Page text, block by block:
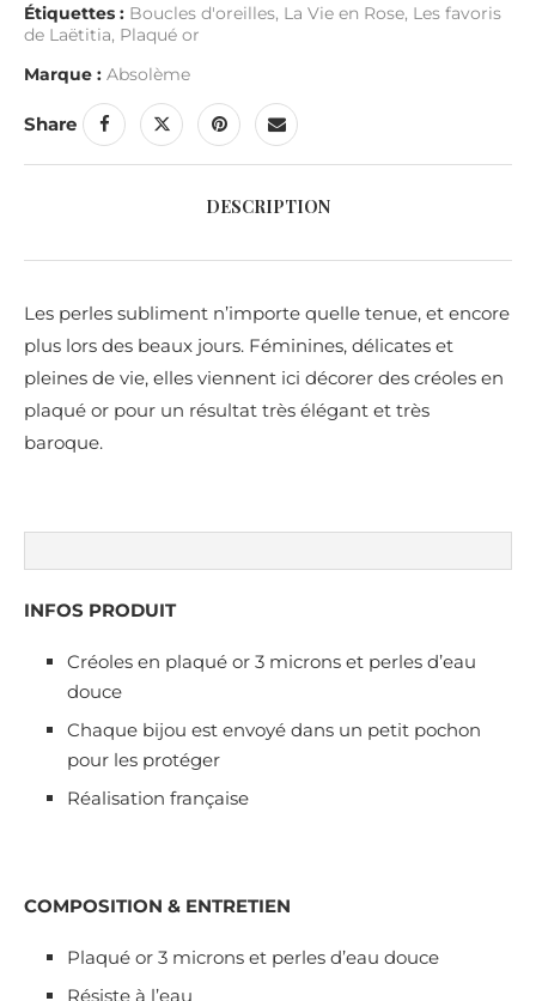
Étiquettes : Boucles d'oreilles, La Vie en Rose, Les favoris
de Laëtitia, Plaqué or
Marque : Absolème
Share
DESCRIPTION
Les perles subliment n’importe quelle tenue, et encore
plus lors des beaux jours. Féminines, délicates et
pleines de vie, elles viennent ici décorer des créoles en
plaqué or pour un résultat très élégant et très
baroque.
INFOS PRODUIT
Créoles en plaqué or 3 microns et perles d’eau
douce
Chaque bijou est envoyé dans un petit pochon
pour les protéger
Réalisation française
COMPOSITION & ENTRETIEN
Plaqué or 3 microns et perles d’eau douce
Résiste à l’eau